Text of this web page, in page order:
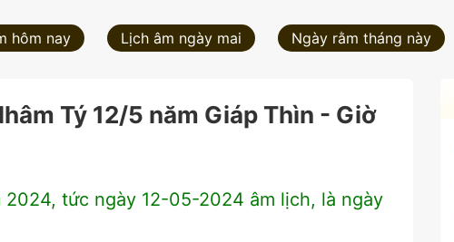
hôm nay Lịch âm ngày mai Ngày rằm tháng này
Tý 12/5 năm Giáp Thìn - Giờ
2024, tức ngày 12-05-2024 âm lịch, là ngày